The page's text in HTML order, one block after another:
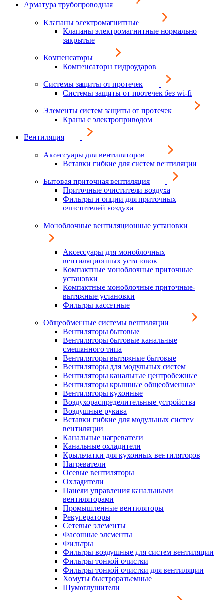
Арматура трубопроводная
Клапаны электромагнитные
Клапаны электромагнитные нормально
закрытые
Компенсаторы
Компенсаторы гидроударов
Системы защиты от протечек
Системы защиты от протечек без wi-fi
Элементы систем защиты от протечек
Краны с электроприводом
Вентиляция
Аксессуары для вентиляторов
Вставки гибкие для систем вентиляции
Бытовая приточная вентиляция
Приточные очистители воздуха
Фильтры и опции для приточных
очистителей воздуха
Моноблочные вентиляционные установки
Аксессуары для моноблочных
вентиляционных установок
Компактные моноблочные приточные
установки
Компактные моноблочные приточные-
вытяжные установки
Фильтры кассетные
Общеобменные системы вентиляции
Вентиляторы бытовые
Вентиляторы бытовые канальные
смешанного типа
Вентиляторы вытяжные бытовые
Вентиляторы для модульных систем
Вентиляторы канальные центробежные
Вентиляторы крышные общеобменные
Вентиляторы кухонные
Воздухораспределительные устройства
Воздушные рукава
Вставки гибкие для модульных систем
вентиляции
Канальные нагреватели
Канальные охладители
Крыльчатки для кухонных вентиляторов
Нагреватели
Осевые вентиляторы
Охладители
Панели управления канальными
вентиляторами
Промышленные вентиляторы
Рекуператоры
Сетевые элементы
Фасонные элементы
Фильтры
Фильтры воздушные для систем вентиляции
Фильтры тонкой очистки
Фильтры тонкой очистки для вентиляции
Хомуты быстроразъемные
Шумоглушители